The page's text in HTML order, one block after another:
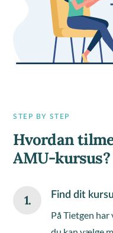
STEP BY STEP
Hvordan
AMU-kursus?
1. Find dit
På Tietgen